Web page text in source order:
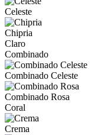
Celeste
Chipria
Claro
Combinado
Combinado Celeste
Combinado Rosa
Coral
Crema